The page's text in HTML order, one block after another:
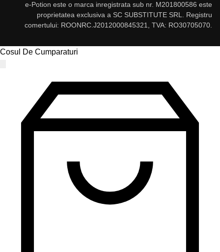
e-Potion este o marca inregistrata sub nr. M201800586 este
proprietatea exclusiva a SC SUBSTITUTE SRL. Registru
comertului: ROONRC.J2012000845321, TVA: RO30705070.
Cosul De Cumparaturi